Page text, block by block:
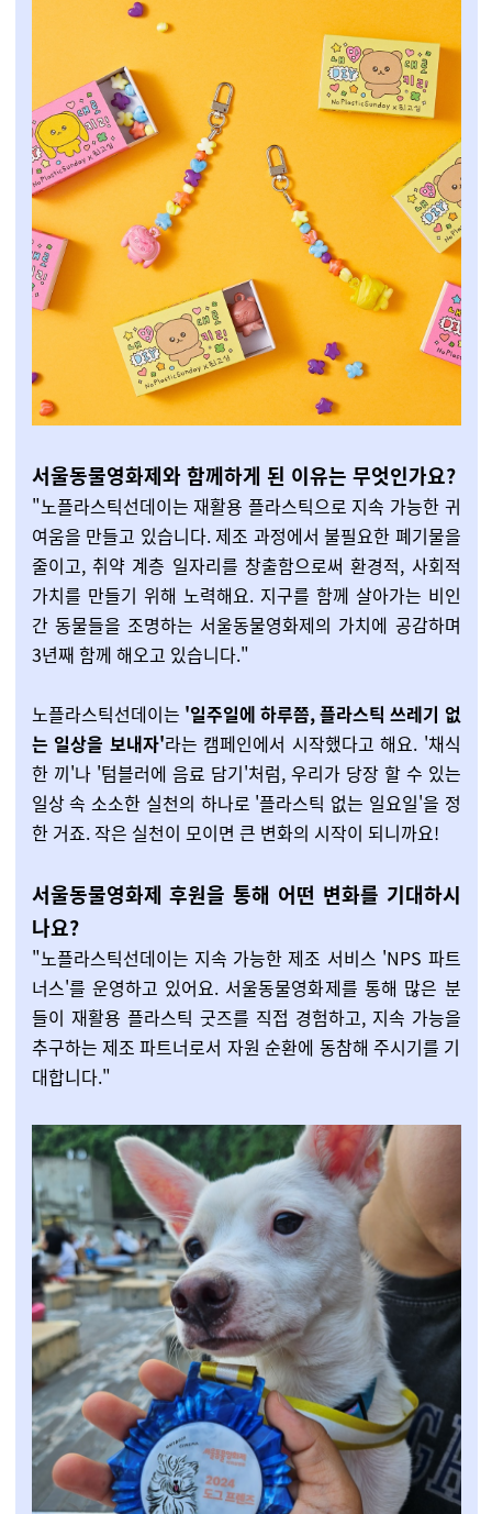
서울동물영화제와 함께하게 된 이유는 무엇인가요?
"노플라스틱선데이는 재활용 플라스틱으로 지속 가능한 귀
여움을 만들고 있습니다. 제조 과정에서 불필요한 폐기물을
줄이고, 취약 계층 일자리를 창출함으로써 환경적, 사회적
가치를 만들기 위해 노력해요. 지구를 함께 살아가는 비인
간 동물들을 조명하는 서울동물영화제의 가치에 공감하며
3년째 함께 해오고 있습니다."
노플라스틱선데이는 '일주일에 하루쯤, 플라스틱 쓰레기 없
는 일상을 보내자'라는 캠페인에서 시작했다고 해요. '채식
한 끼'나 '텀블러에 음료 담기'처럼, 우리가 당장 할 수 있는
일상 속 소소한 실천의 하나로 '플라스틱 없는 일요일'을 정
한 거죠. 작은 실천이 모이면 큰 변화의 시작이 되니까요!
서울동물영화제 후원을 통해 어떤 변화를 기대하시
나요?
"노플라스틱선데이는 지속 가능한 제조 서비스 'NPS 파트
너스'를 운영하고 있어요. 서울동물영화제를 통해 많은 분
들이 재활용 플라스틱 굿즈를 직접 경험하고, 지속 가능을
추구하는 제조 파트너로서 자원 순환에 동참해 주시기를 기
대합니다."